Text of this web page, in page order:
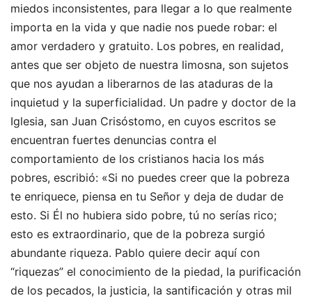
miedos inconsistentes, para llegar a lo que realmente
importa en la vida y que nadie nos puede robar: el
amor verdadero y gratuito. Los pobres, en realidad,
antes que ser objeto de nuestra limosna, son sujetos
que nos ayudan a liberarnos de las ataduras de la
inquietud y la superficialidad. Un padre y doctor de la
Iglesia, san Juan Crisóstomo, en cuyos escritos se
encuentran fuertes denuncias contra el
comportamiento de los cristianos hacia los más
pobres, escribió: «Si no puedes creer que la pobreza
te enriquece, piensa en tu Señor y deja de dudar de
esto. Si Él no hubiera sido pobre, tú no serías rico;
esto es extraordinario, que de la pobreza surgió
abundante riqueza. Pablo quiere decir aquí con
“riquezas” el conocimiento de la piedad, la purificación
de los pecados, la justicia, la santificación y otras mil